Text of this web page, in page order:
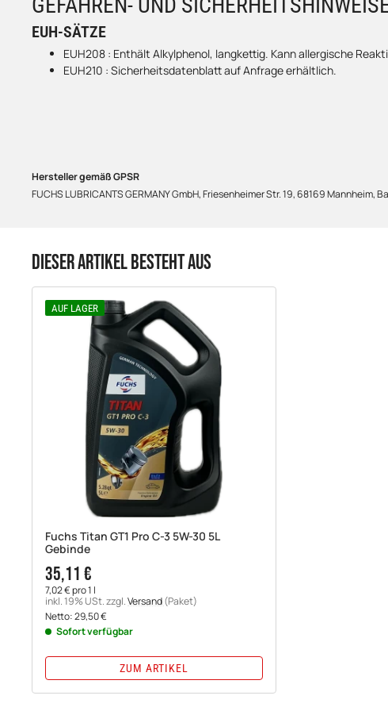
GEFAHREN- UND
EUH-SÄTZE
EUH208 : Enthält Alkylphenol, langkettig. Kann allergische
EUH210 : Sicherheitsdatenblatt auf Anfrage erhältlich.
Hersteller gemäß GPSR
FUCHS LUBRICANTS GERMANY GmbH, Friesenheimer Str. 19, 68169
DIESER ARTIKEL BESTEHT AUS
AUF LAGER
Fuchs Titan GT1 Pro C-3 5W-30 5L
Gebinde
35,11 €
7,02 € pro 1 l
inkl. 19% USt.zzgl.Versand(Paket)
Netto:29,50€
Sofort verfügbar
ZUM ARTIKEL